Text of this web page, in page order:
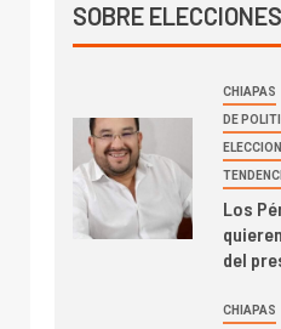
SOBRE
CHIAPAS
DE
Los
del
CHIAPAS